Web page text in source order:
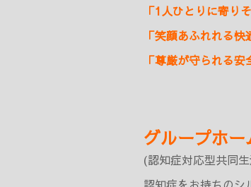
「1人ひとりに寄り
「笑顔あふれれる快
「尊厳が守られる安
グループホー
(認知症対応型共同